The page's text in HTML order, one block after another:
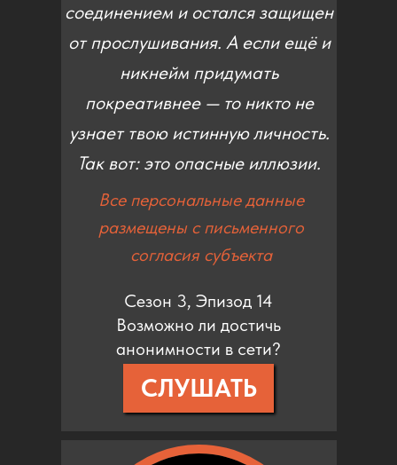
соединением и остался защищен
от прослушивания. А если ещё и
никнейм придумать
покреативнее — то никто не
узнает твою истинную личность.
Так вот: это опасные иллюзии.
Сезон 3, Эпизод 14
Возможно ли достичь
анонимности в сети?
СЛУШАТЬ
Все персональные данные
размещены с письменного
согласия субъекта